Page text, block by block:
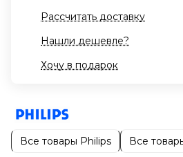
Рассчитать доставку
Нашли дешевле?
Хочу в подарок
Все товары Philips Все